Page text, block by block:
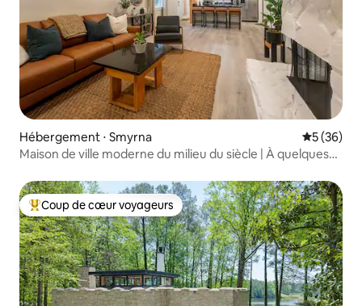
Hébergement ⋅ Smyrna
5 (36)
Maison de ville moderne du milieu du siècle | À quelques
Coups de cœur voyageurs les plus appréciés
Coup de cœur voyageurs